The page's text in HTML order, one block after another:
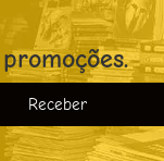
Receber